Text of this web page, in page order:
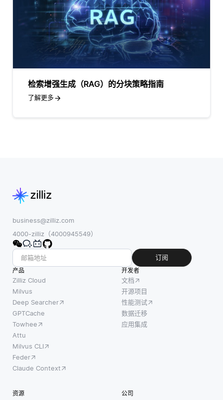
检索增强生成（RAG）的分块策略指南
了解更多
business@zilliz.com
4000-zilliz（4000945549）
订阅
产品
Zilliz Cloud
Milvus
Deep Searcher
GPTCache
Towhee
Attu
Milvus CLI
Feder
Claude Context
开发者
文档
开源项目
性能测试
数据迁移
应用集成
资源 公司